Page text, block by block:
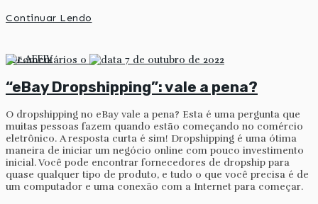
Continuar Lendo
por AFFIV 0 7 de outubro de 2022
“eBay Dropshipping”: vale a pena?
O dropshipping no eBay vale a pena? Esta é uma pergunta que
muitas pessoas fazem quando estão começando no comércio
eletrônico. A resposta curta é sim! Dropshipping é uma ótima
maneira de iniciar um negócio online com pouco investimento
inicial. Você pode encontrar fornecedores de dropship para
quase qualquer tipo de produto, e tudo o que você precisa é de
um computador e uma conexão com a Internet para começar.